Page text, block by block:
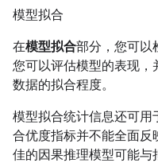
模型拟合
在模型拟合部分，您可以
您可以评估模型的表现
数据的拟合程度。
模型拟合统计信息还可
合优度指标并不能全面
佳的因果推理模型可能与